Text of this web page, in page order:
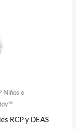
Niños e
RCP y DEAS